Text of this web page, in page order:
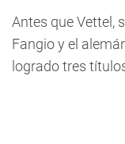
Antes que Vettel,
Fangio y el
logrado tres